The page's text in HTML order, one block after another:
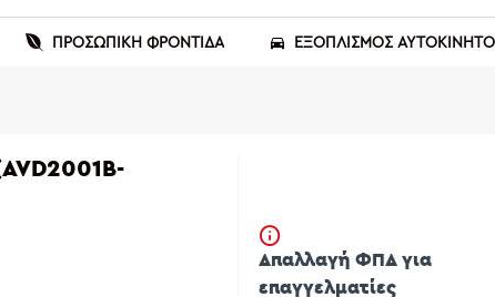
ΠΡΟΣΩΠΙΚΗ ΦΡΟΝΤΙΔΑ ΕΞΟΠΛΙΣΜΌΣ
Απαλλαγή ΦΠΑ για
επαγγελματίες